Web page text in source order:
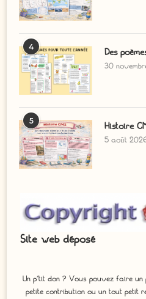
4
Des
30
5
Histoire
5 août
Site web déposé
Un p'tit don ? Vous pouvez faire un
petite contribution ou un tout petit